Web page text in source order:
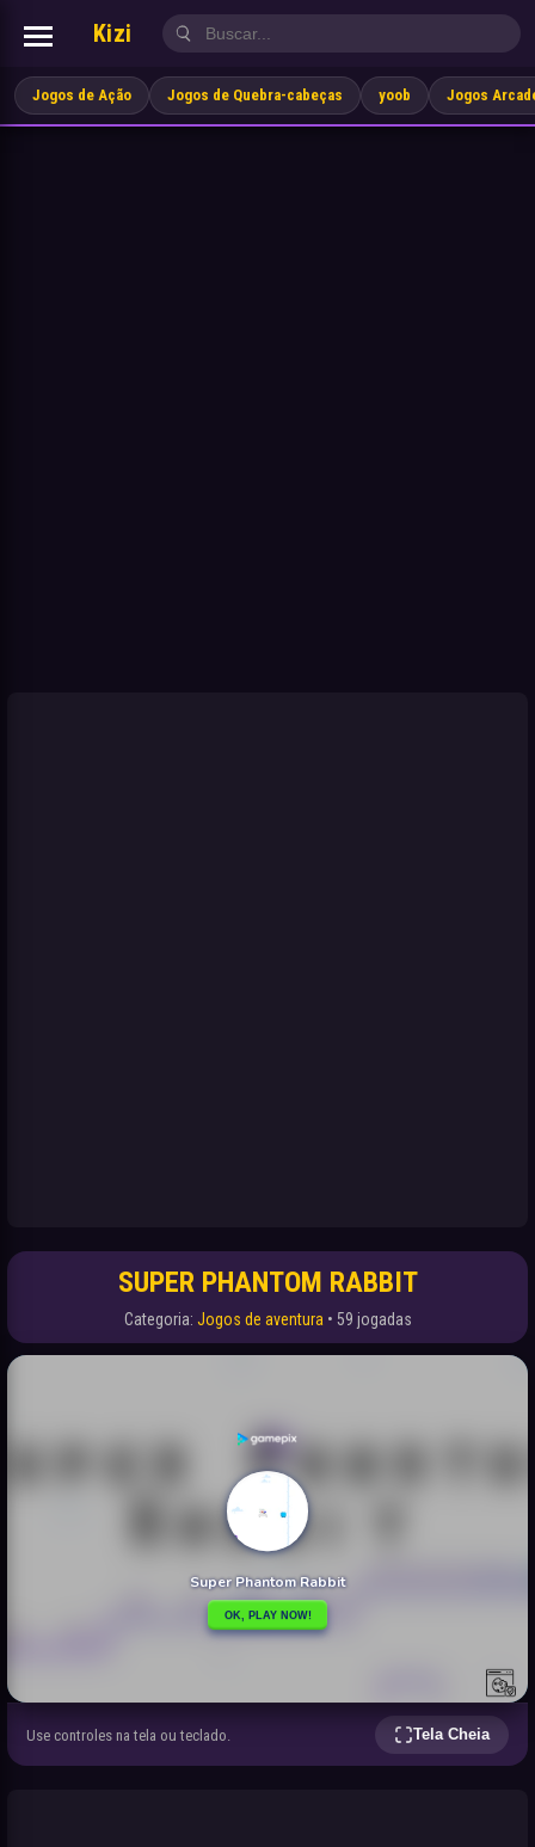
Kizi
Jogos de Ação Jogos de Quebra-cabeças yoob Jogos
SUPER PHANTOM RABBIT
Categoria: Jogos de aventura • 59 jogadas
Use controles na tela ou teclado. Tela Cheia